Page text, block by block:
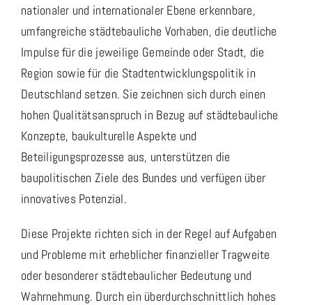
nationaler und internationaler Ebene erkennbare,
umfangreiche städtebauliche Vorhaben, die deutliche
Impulse für die jeweilige Gemeinde oder Stadt, die
Region sowie für die Stadtentwicklungspolitik in
Deutschland setzen. Sie zeichnen sich durch einen
hohen Qualitätsanspruch in Bezug auf städtebauliche
Konzepte, baukulturelle Aspekte und
Beteiligungsprozesse aus, unterstützen die
baupolitischen Ziele des Bundes und verfügen über
innovatives Potenzial.
Diese Projekte richten sich in der Regel auf Aufgaben
und Probleme mit erheblicher finanzieller Tragweite
oder besonderer städtebaulicher Bedeutung und
Wahrnehmung. Durch ein überdurchschnittlich hohes